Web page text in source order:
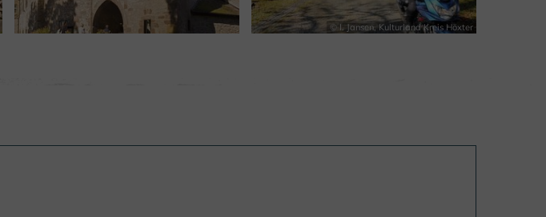
© I. Jansen, Kulturland Kreis Höxter